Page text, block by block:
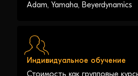
Adam, Yamaha, Beyerdynamics
Индивидуальное обучение
Стоимость как групповые